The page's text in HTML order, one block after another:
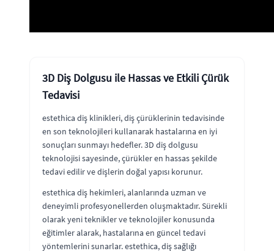
3D Diş Dolgusu ile Hassas ve Etkili Çürük
Tedavisi
estethica diş klinikleri, diş çürüklerinin tedavisinde
en son teknolojileri kullanarak hastalarına en iyi
sonuçları sunmayı hedefler. 3D diş dolgusu
teknolojisi sayesinde, çürükler en hassas şekilde
tedavi edilir ve dişlerin doğal yapısı korunur.
estethica diş hekimleri, alanlarında uzman ve
deneyimli profesyonellerden oluşmaktadır. Sürekli
olarak yeni teknikler ve teknolojiler konusunda
eğitimler alarak, hastalarına en güncel tedavi
yöntemlerini sunarlar. estethica, diş sağlığı